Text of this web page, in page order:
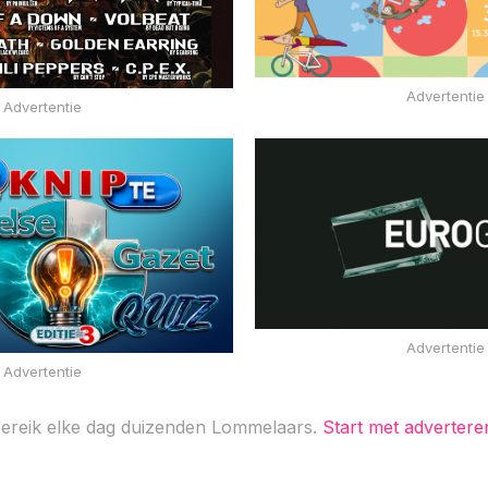
Advertentie
Advertentie
Advertentie
Advertentie
elke dag duizenden Lommelaars. Start met